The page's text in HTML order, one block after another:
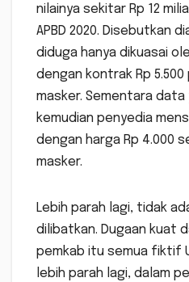
nilainya sekitar Rp 12
APBD 2020. Disebutkan
diduga hanya dikuasai
dengan kontrak Rp
masker. Sementara
kemudian penyedia
dengan harga Rp 4.000
masker.
Lebih parah lagi, tidak
dilibatkan. Dugaan kuat
pemkab itu semua fiktif
lebih parah lagi, dalam